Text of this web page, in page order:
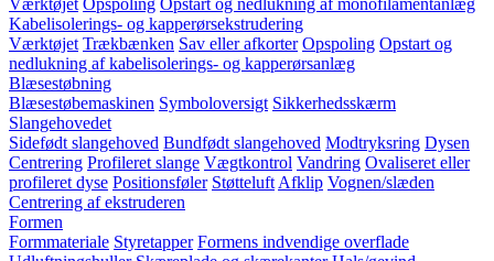
Værktøjet Opspoling Opstart og nedlukning af monofilamentanlæg
Kabelisolerings- og kapperørsekstrudering
Værktøjet Trækbænken Sav eller afkorter Opspoling Opstart og
nedlukning af kabelisolerings- og kapperørsanlæg
Blæsestøbning
Blæsestøbemaskinen Symboloversigt Sikkerhedsskærm
Slangehovedet
Sidefødt slangehoved Bundfødt slangehoved Modtryksring Dysen
Centrering Profileret slange Vægtkontrol Vandring Ovaliseret eller
profileret dyse Positionsføler Støtteluft Afklip Vognen/slæden
Centrering af ekstruderen
Formen
Formmateriale Styretapper Formens indvendige overflade